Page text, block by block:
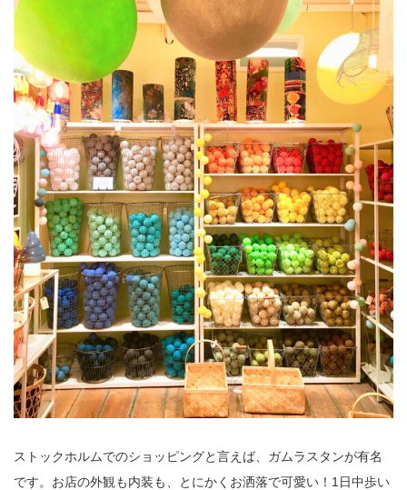
ストックホルムでのショッピングと言えば、ガムラスタンが有名
です。お店の外観も内装も、とにかくお洒落で可愛い！1日中歩い